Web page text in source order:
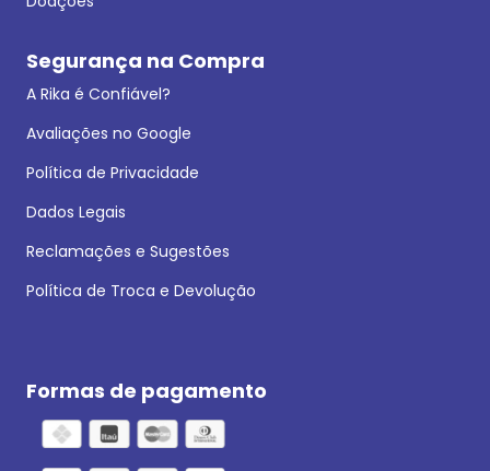
Segurança na Compra
A Rika é Confiável?
Avaliações no Google
Política de Privacidade
Dados Legais
Reclamações e Sugestões
Política de Troca e Devolução
Formas de pagamento